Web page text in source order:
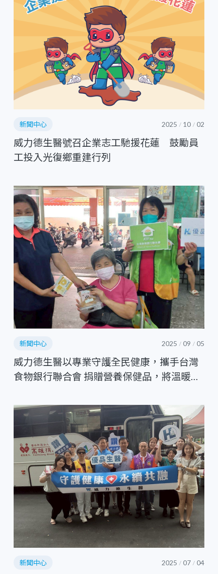
新聞中心 2025 / 10 / 02
威力德生醫號召企業志工馳援花蓮 鼓勵員
工投入光復鄉重建行列
新聞中心 2025 / 09 / 05
威力德生醫以專業守護全民健康，攜手台灣
食物銀行聯合會 捐贈營養保健品，將溫暖送
新聞中心 2025 / 07 / 04